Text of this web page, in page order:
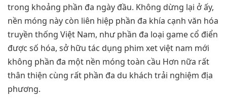
trong khoảng phần đa ngày đầu. Không dừng lại ở ấy,
nền móng này còn liên hiệp phần đa khía cạnh văn hóa
truyền thống Việt Nam, như phần đa loại game cổ điển
được số hóa, sở hữu tác dụng phim xet việt nam mới
không phần đa một nền móng toàn cầu Hơn nữa rất
thân thiện cùng rất phần đa du khách trải nghiệm địa
phương.